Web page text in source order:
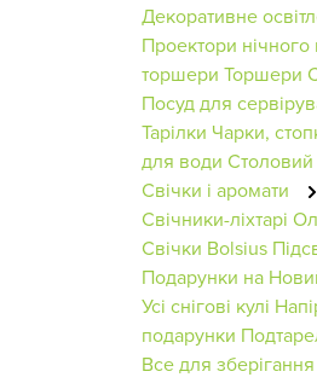
Декоративне
Проектори нічного
торшери Торшери
Посуд для
Тарілки Чарки,
для води Столовий
Свічки і аромати
Свічники-ліхтарі
Свічки Bolsius
Подарунки на
Усі снігові кулі
подарунки
Все для зберігання